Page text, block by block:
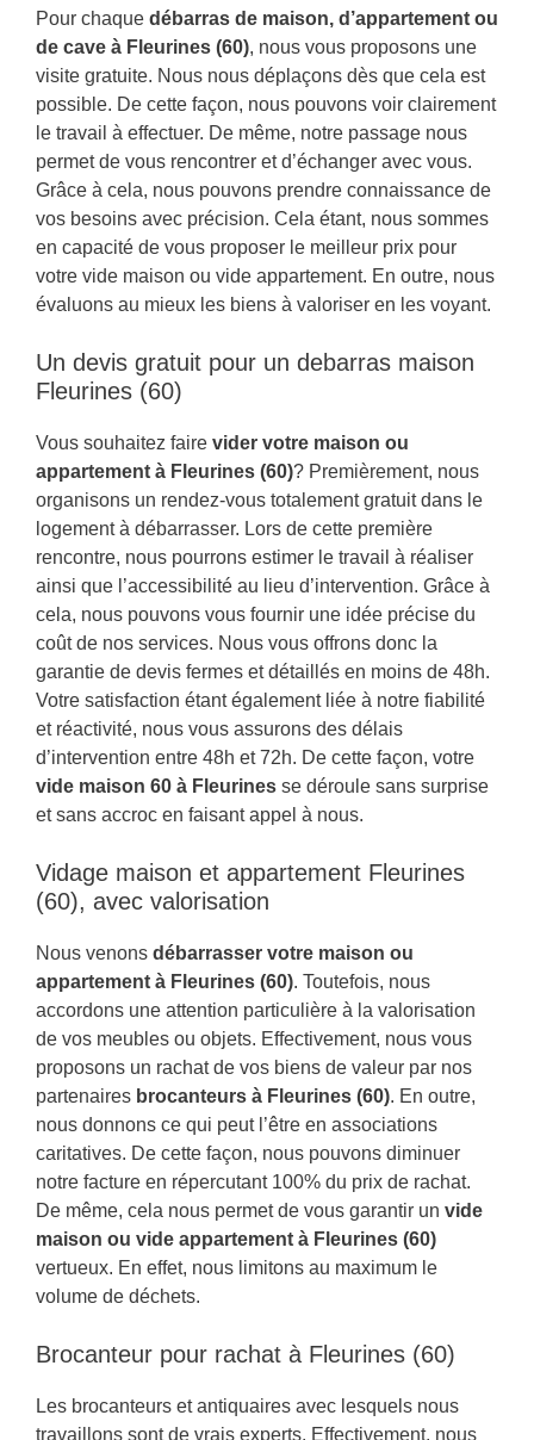
Pour chaque débarras de maison, d’appartement ou
de cave à Fleurines (60), nous vous proposons une
visite gratuite. Nous nous déplaçons dès que cela est
possible. De cette façon, nous pouvons voir clairement
le travail à effectuer. De même, notre passage nous
permet de vous rencontrer et d’échanger avec vous.
Grâce à cela, nous pouvons prendre connaissance de
vos besoins avec précision. Cela étant, nous sommes
en capacité de vous proposer le meilleur prix pour
votre vide maison ou vide appartement. En outre, nous
évaluons au mieux les biens à valoriser en les voyant.
Un devis gratuit pour un debarras maison
Fleurines (60)
Vous souhaitez faire vider votre maison ou
appartement à Fleurines (60)? Premièrement, nous
organisons un rendez-vous totalement gratuit dans le
logement à débarrasser. Lors de cette première
rencontre, nous pourrons estimer le travail à réaliser
ainsi que l’accessibilité au lieu d’intervention. Grâce à
cela, nous pouvons vous fournir une idée précise du
coût de nos services. Nous vous offrons donc la
garantie de devis fermes et détaillés en moins de 48h.
Votre satisfaction étant également liée à notre fiabilité
et réactivité, nous vous assurons des délais
d’intervention entre 48h et 72h. De cette façon, votre
vide maison 60 à Fleurines se déroule sans surprise
et sans accroc en faisant appel à nous.
Vidage maison et appartement Fleurines
(60), avec valorisation
Nous venons débarrasser votre maison ou
appartement à Fleurines (60). Toutefois, nous
accordons une attention particulière à la valorisation
de vos meubles ou objets. Effectivement, nous vous
proposons un rachat de vos biens de valeur par nos
partenaires brocanteurs à Fleurines (60). En outre,
nous donnons ce qui peut l’être en associations
caritatives. De cette façon, nous pouvons diminuer
notre facture en répercutant 100% du prix de rachat.
De même, cela nous permet de vous garantir un vide
maison ou vide appartement à Fleurines (60)
vertueux. En effet, nous limitons au maximum le
volume de déchets.
Brocanteur pour rachat à Fleurines (60)
Les brocanteurs et antiquaires avec lesquels nous
travaillons sont de vrais experts. Effectivement, nous